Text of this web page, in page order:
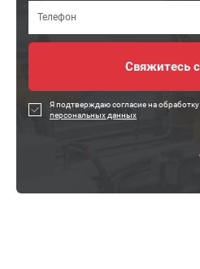
Я подтверждаю согласие на обработку
персональных данных